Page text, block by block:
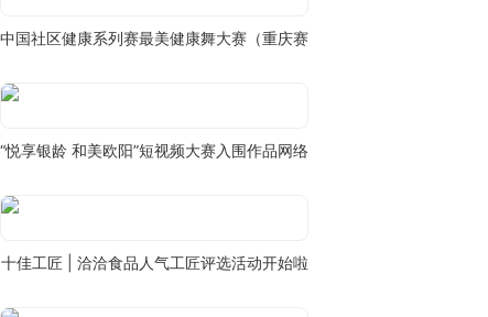
中国社区健康系列赛最美健康舞大赛（重庆赛区）
“悦享银龄 和美欧阳”短视频大赛入围作品网络票选
十佳工匠 | 洽洽食品人气工匠评选活动开始啦